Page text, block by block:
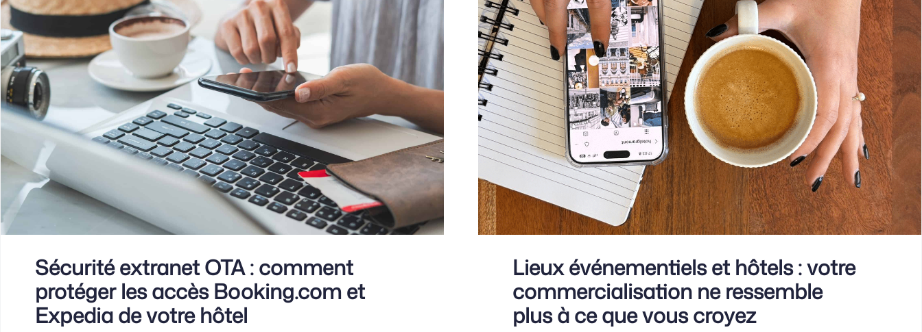
Sécurité extranet OTA : comment
protéger les accès Booking.com et
Expedia de votre hôtel
Lieux événementiels et hôtels : votre
commercialisation ne ressemble
plus à ce que vous croyez